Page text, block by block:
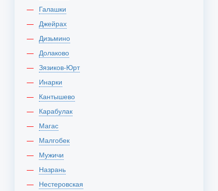
Галашки
Джейрах
Дизьмино
Долаково
Зязиков-Юрт
Инарки
Кантышево
Карабулак
Магас
Малгобек
Мужичи
Назрань
Нестеровская